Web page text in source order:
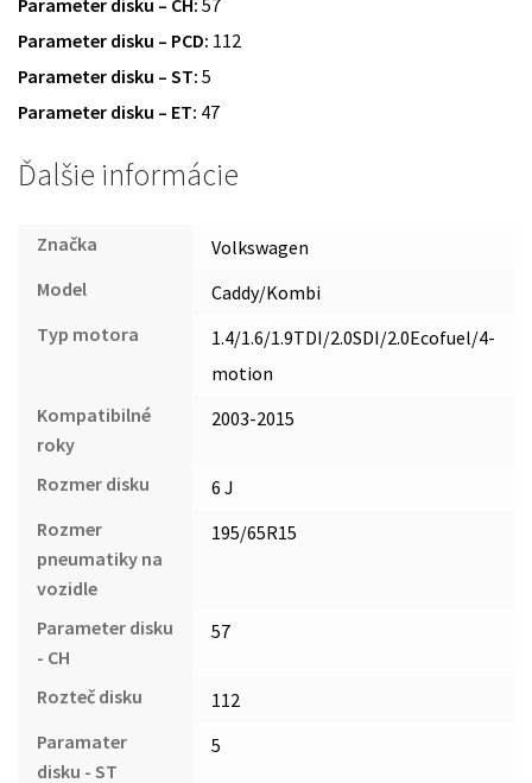
Parameter disku – CH: 57
Parameter disku – PCD: 112
Parameter disku – ST: 5
Parameter disku – ET: 47
Ďalšie informácie
Značka
Volkswagen
Model
Caddy/Kombi
Typ motora
1.4/1.6/1.9TDI/2.0SDI/2.0Ecofuel/4-
motion
Kompatibilné
roky
2003-2015
Rozmer disku
6 J
Rozmer
pneumatiky na
vozidle
195/65R15
Parameter disku
- CH
57
Rozteč disku
112
Paramater
disku - ST
5